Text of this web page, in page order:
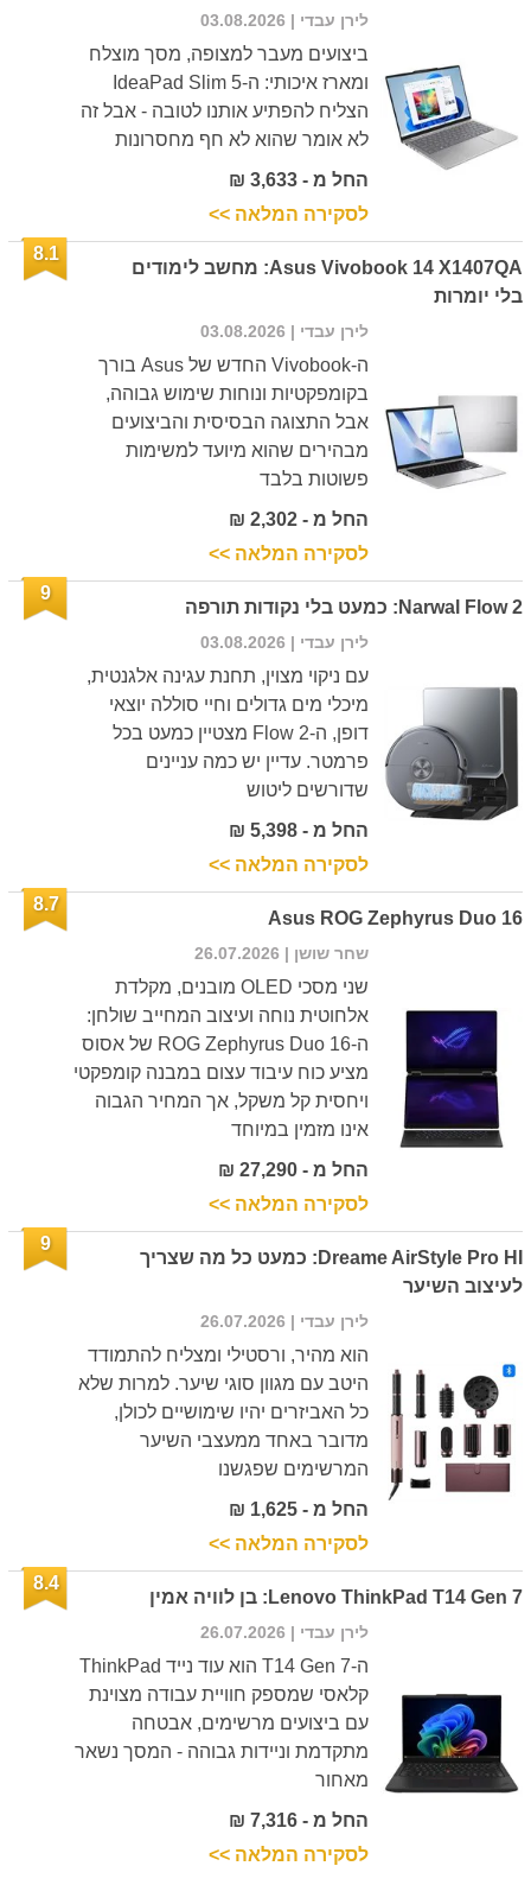
לירן עבדי | 03.08.2026
ביצועים מעבר למצופה, מסך מוצלח
ומארז איכותי: ה-IdeaPad Slim 5
הצליח להפתיע אותנו לטובה - אבל זה
לא אומר שהוא לא חף מחסרונות
החל מ - 3,633 ₪
לסקירה המלאה >>
Asus Vivobook 14 X1407QA: מחשב לימודים
בלי יומרות
8.1
לירן עבדי | 03.08.2026
ה-Vivobook החדש של Asus בורך
בקומפקטיות ונוחות שימוש גבוהה,
אבל התצוגה הבסיסית והביצועים
מבהירים שהוא מיועד למשימות
פשוטות בלבד
החל מ - 2,302 ₪
לסקירה המלאה >>
Narwal Flow 2: כמעט בלי נקודות תורפה
9
לירן עבדי | 03.08.2026
עם ניקוי מצוין, תחנת עגינה אלגנטית,
מיכלי מים גדולים וחיי סוללה יוצאי
דופן, ה-Flow 2 מצטיין כמעט בכל
פרמטר. עדיין יש כמה עניינים
שדורשים ליטוש
החל מ - 5,398 ₪
לסקירה המלאה >>
Asus ROG Zephyrus Duo 16
8.7
שחר שושן | 26.07.2026
שני מסכי OLED מובנים, מקלדת
אלחוטית נוחה ועיצוב המחייב שולחן:
ה-ROG Zephyrus Duo 16 של אסוס
מציע כוח עיבוד עצום במבנה קומפקטי
ויחסית קל משקל, אך המחיר הגבוה
אינו מזמין במיוחד
החל מ - 27,290 ₪
לסקירה המלאה >>
Dreame AirStyle Pro HI: כמעט כל מה שצריך
לעיצוב השיער
9
לירן עבדי | 26.07.2026
הוא מהיר, ורסטילי ומצליח להתמודד
היטב עם מגוון סוגי שיער. למרות שלא
כל האביזרים יהיו שימושיים לכולן,
מדובר באחד ממעצבי השיער
המרשימים שפגשנו
החל מ - 1,625 ₪
לסקירה המלאה >>
Lenovo ThinkPad T14 Gen 7: בן לוויה אמין
8.4
לירן עבדי | 26.07.2026
ה-T14 Gen 7 הוא עוד נייד ThinkPad
קלאסי שמספק חוויית עבודה מצוינת
עם ביצועים מרשימים, אבטחה
מתקדמת וניידות גבוהה - המסך נשאר
מאחור
החל מ - 7,316 ₪
לסקירה המלאה >>